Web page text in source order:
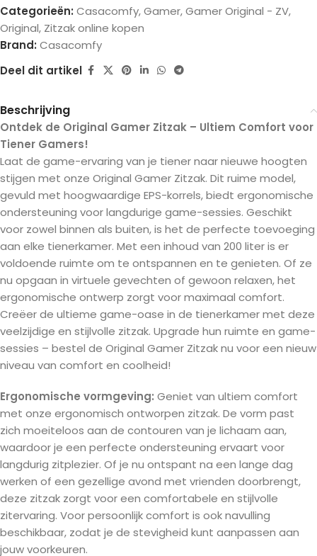
Categorieën: Casacomfy,Gamer,Gamer Original - ZV,
Original, Zitzak online kopen
Brand: Casacomfy
Deel dit artikel
Beschrijving
Ontdek de Original Gamer Zitzak – Ultiem Comfort voor
Tiener Gamers!
Laat de game-ervaring van je tiener naar nieuwe hoogten
stijgen met onze Original Gamer Zitzak. Dit ruime model,
gevuld met hoogwaardige EPS-korrels, biedt ergonomische
ondersteuning voor langdurige game-sessies. Geschikt
voor zowel binnen als buiten, is het de perfecte toevoeging
aan elke tienerkamer. Met een inhoud van 200 liter is er
voldoende ruimte om te ontspannen en te genieten. Of ze
nu opgaan in virtuele gevechten of gewoon relaxen, het
ergonomische ontwerp zorgt voor maximaal comfort.
Creëer de ultieme game-oase in de tienerkamer met deze
veelzijdige en stijlvolle zitzak. Upgrade hun ruimte en game-
sessies – bestel de Original Gamer Zitzak nu voor een nieuw
niveau van comfort en coolheid!
Ergonomische vormgeving: Geniet van ultiem comfort
met onze ergonomisch ontworpen zitzak. De vorm past
zich moeiteloos aan de contouren van je lichaam aan,
waardoor je een perfecte ondersteuning ervaart voor
langdurig zitplezier. Of je nu ontspant na een lange dag
werken of een gezellige avond met vrienden doorbrengt,
deze zitzak zorgt voor een comfortabele en stijlvolle
zitervaring. Voor persoonlijk comfort is ook navulling
beschikbaar, zodat je de stevigheid kunt aanpassen aan
jouw voorkeuren.